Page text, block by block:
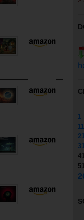
1
11
21
31
41
51